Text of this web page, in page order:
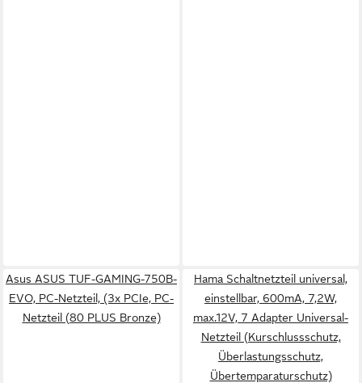
Asus ASUS TUF-GAMING-750B-
EVO, PC-Netzteil, (3x PCIe, PC-
Netzteil (80 PLUS Bronze)
Hama Schaltnetzteil universal,
einstellbar, 600mA, 7,2W,
max.12V, 7 Adapter Universal-
Netzteil (Kurschlussschutz,
Überlastungsschutz,
Übertemparaturschutz)